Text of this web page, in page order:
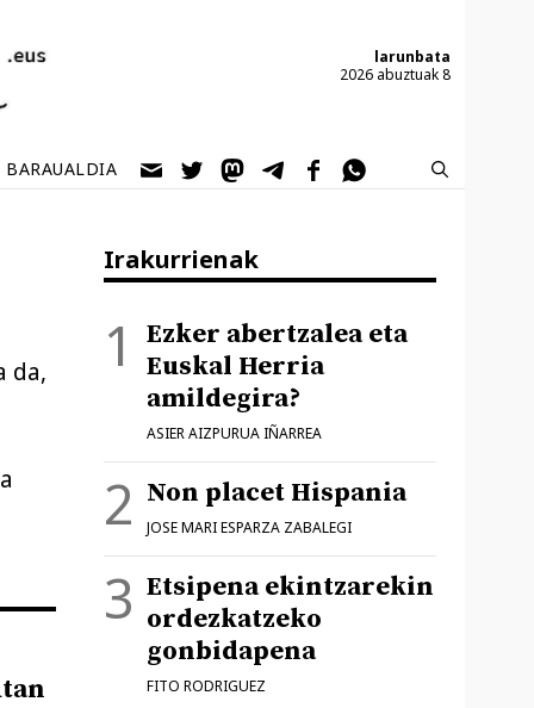
larunbata
2026 abuztuak 8
BARAUALDIA
da,
Irakurrienak
Ezker abertzalea eta
Euskal Herria
amildegira?
ASIER AIZPURUA IÑARREA
Non placet Hispania
JOSE MARI ESPARZA ZABALEGI
Etsipena ekintzarekin
ordezkatzeko
gonbidapena
FITO RODRIGUEZ